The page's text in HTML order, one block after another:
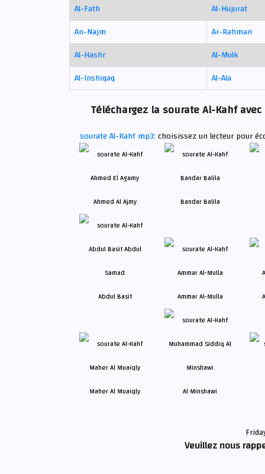
Al-Fath
Al-Hujurat
An-Najm
Ar-Rahman
Al-Hashr
Al-Mulk
Al-Inshiqaq
Al-Ala
Téléchargez la sourate Al-Kahf
sourate Al-Kahf mp3:choisissez un lecteur pour
Ahmed Al Ajmy Bandar Balila
Abdul Basit Ammar Al-Mulla
Maher Al Muaiqly Al Minshawi
Veuillez nous